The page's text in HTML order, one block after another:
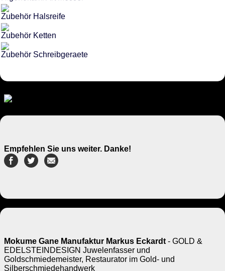
Zubehör Halsreife
Zubehör Ketten
Zubehör Schreibgeraete
Empfehlen Sie uns weiter. Danke!
Mokume Gane Manufaktur Markus Eckardt - GOLD &
EDELSTEINDESIGN Juwelenfasser und
Goldschmiedemeister, Restaurator im Gold- und
Silberschmiedehandwerk